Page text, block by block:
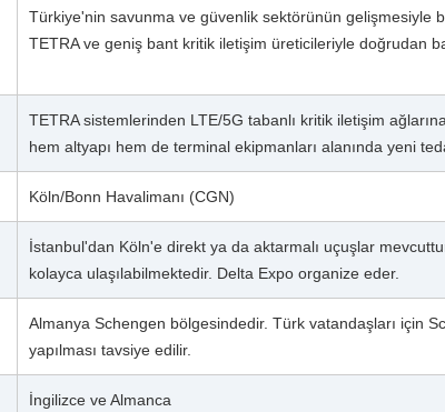
Türkiye'nin savunma ve güvenlik sektörünün gelişmesiyle
TETRA ve geniş bant kritik iletişim üreticileriyle doğrudan
TETRA sistemlerinden LTE/5G tabanlı kritik iletişim
hem altyapı hem de terminal ekipmanları alanında yeni
Köln/Bonn Havalimanı (CGN)
İstanbul'dan Köln'e direkt ya da aktarmalı uçuşlar
kolayca ulaşılabilmektedir. Delta Expo organize eder.
Almanya Schengen bölgesindedir. Türk vatandaşları için
yapılması tavsiye edilir.
İngilizce ve Almanca